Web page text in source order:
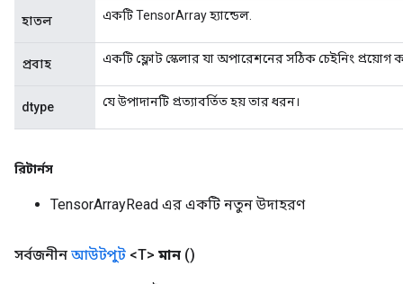
হাতল একটি TensorArray হ্যান্ডেল.
প্রবাহ একটি ফ্লোট স্কেলার যা অপারেশনের সঠিক চেইনিং প্রয়োগ
dtype যে উপাদানটি প্রত্যাবর্তিত হয় তার ধরন।
রিটার্নস
TensorArrayRead এর একটি নতুন উদাহরণ
সর্বজনীন আউটপুট <T> মান ()